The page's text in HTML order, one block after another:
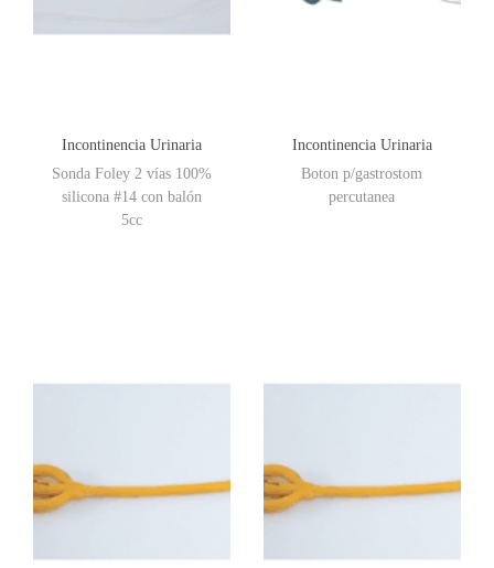
Incontinencia Urinaria
Sonda Foley 2 vías 100%
silicona #14 con balón
5cc
Incontinencia Urinaria
Boton p/gastrostom
percutanea